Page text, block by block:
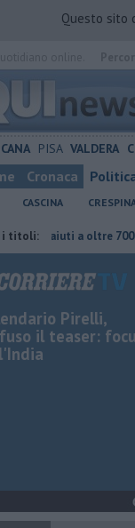
Questo sito
PISA VALDERA
Cronaca
CASCINA
i titoli:
aiuti a oltre 700
Pirelli,
il teaser: